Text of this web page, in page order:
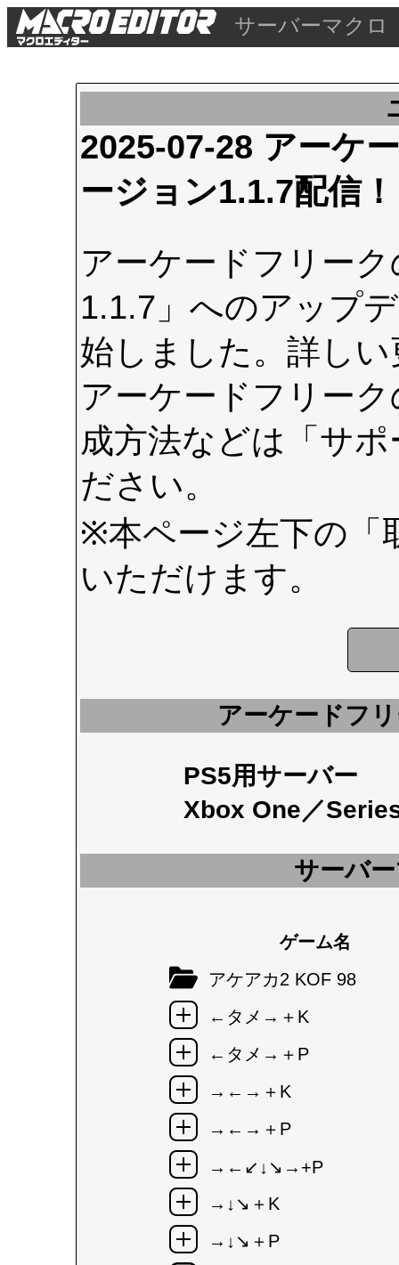
サーバーマクロ
2025-07-28 アーケ
ージョン1.1.7配信！
アーケードフリー
1.1.7」へのアップ
始しました。詳し
アーケードフリー
成方法などは 「サ
ださい。
※本ページ左下の
いただけます。
アーケードフ
PS5用サーバー
Xbox One／
サーバ
ゲーム名
アケアカ2 KOF 98
←タメ→＋K
←タメ→＋P
→←→＋K
→←→＋P
→←↙↓↘→+P
→↓↘＋K
→↓↘＋P